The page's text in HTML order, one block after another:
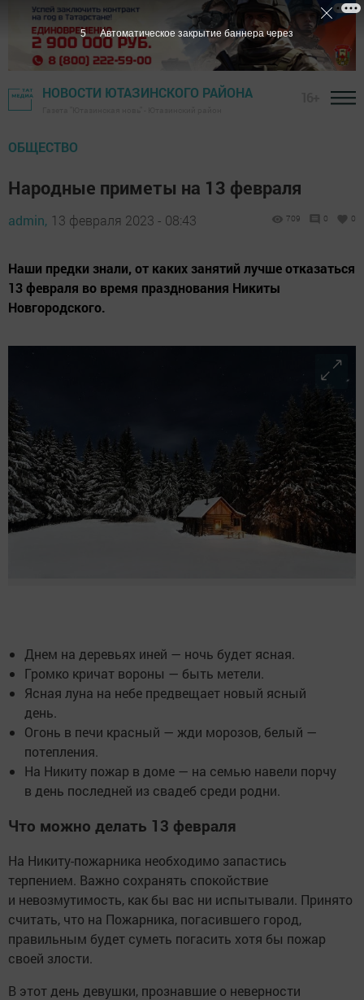
НОВОСТИ ЮТАЗИНСКОГО РАЙОНА
ОБЩЕСТВО
Народные приметы на 13 февраля
admin, 13 февраля 2023 - 08:43 709 0 0
Наши предки знали, от каких занятий лучше отказаться
13 февраля во время празднования Никиты
Новгородского.
Днем на деревьях иней — ночь будет ясная.
Громко кричат вороны — быть метели.
Ясная луна на небе предвещает новый ясный
день.
Огонь в печи красный — жди морозов, белый —
потепления.
На Никиту пожар в доме — на семью навели порчу
в день последней из свадеб среди родни.
Что можно делать 13 февраля
На Никиту-пожарника необходимо запастись
терпением. Важно сохранять спокойствие
и невозмутимость, как бы вас ни испытывали. Принято
считать, что на Пожарника, погасившего город,
правильным будет суметь погасить хотя бы пожар
своей злости.
В этот день девушки, прознавшие о неверности
4 Автоматическое закрытие баннера через